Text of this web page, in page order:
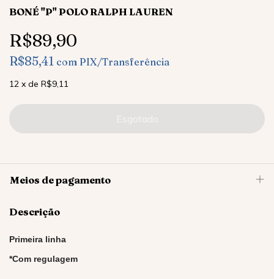
BONÉ "P" POLO RALPH LAUREN
R$89,90
R$85,41 com PIX/Transferência
12 x de R$9,11
Meios de pagamento
Descrição
Primeira linha
*Com regulagem